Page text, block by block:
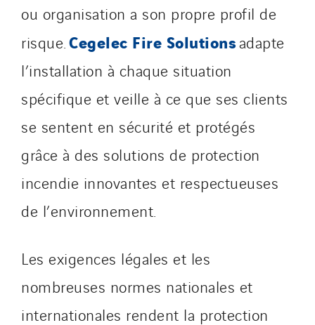
ou organisation a son propre profil de
risque. Cegelec Fire Solutionsadapte
l’installation à chaque situation
spécifique et veille à ce que ses clients
se sentent en sécurité et protégés
grâce à des solutions de protection
incendie innovantes et respectueuses
de l’environnement.
Les exigences légales et les
nombreuses normes nationales et
internationales rendent la protection